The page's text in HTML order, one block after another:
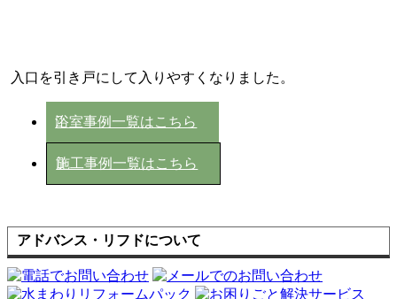
入口を引き戸にして入りやすくなりました。
浴室事例一覧はこちら
施工事例一覧はこちら
アドバンス・リフドについて